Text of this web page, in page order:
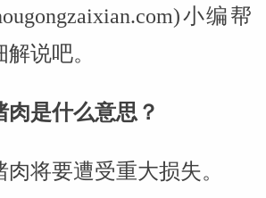
小编帮
说吧。
肉是什么意思？
将要遭受重大损失。